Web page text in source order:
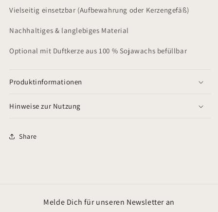
Vielseitig einsetzbar (Aufbewahrung oder Kerzengefäß)
Nachhaltiges & langlebiges Material
Optional mit Duftkerze aus 100 % Sojawachs befüllbar
Produktinformationen
Hinweise zur Nutzung
Share
Melde Dich für unseren Newsletter an